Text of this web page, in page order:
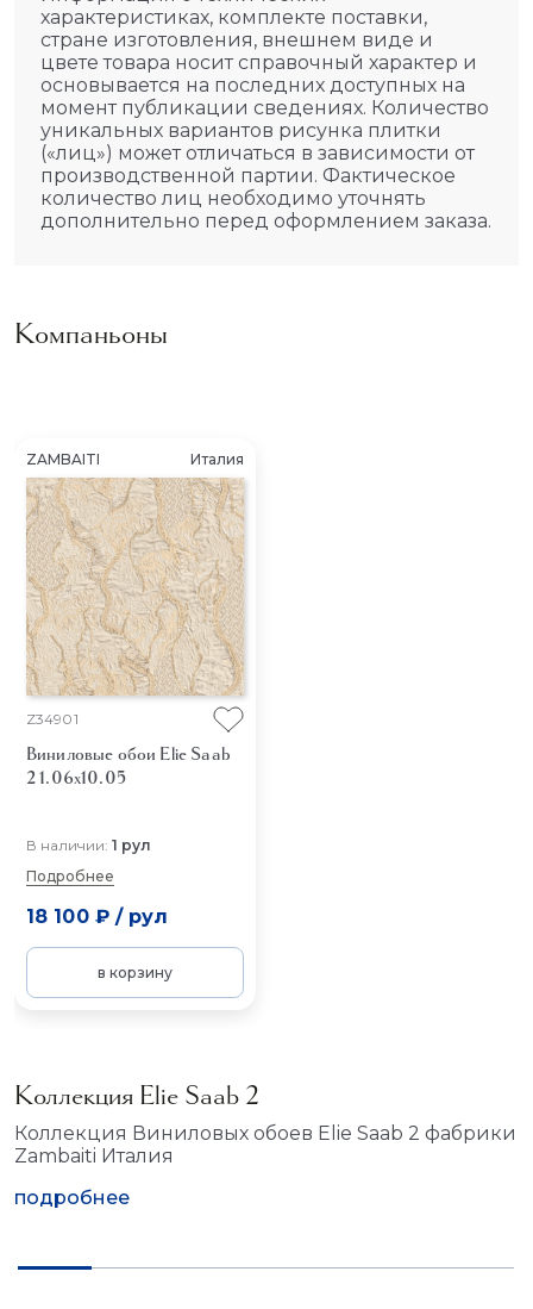
характеристиках, комплекте поставки,
стране изготовления, внешнем виде и
цвете товара носит справочный характер и
основывается на последних доступных на
момент публикации сведениях. Количество
уникальных вариантов рисунка плитки
(«лиц») может отличаться в зависимости от
производственной партии. Фактическое
количество лиц необходимо уточнять
дополнительно перед оформлением заказа.
Компаньоны
ZAMBAITI Италия
Z34901
Виниловые обои Elie Saab
2 1.06x10.05
В наличии: 1 рул
Подробнее
18 100 ₽/ рул
в корзину
Коллекция Elie Saab 2
Коллекция Виниловых обоев Elie Saab 2 фабрики
Zambaiti Италия
подробнее